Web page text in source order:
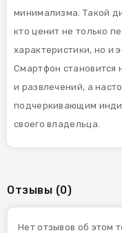
минимализма. Такой
кто ценит не только
характеристики, но и
Смартфон становится
и развлечений, а
подчеркивающим
своего владельца.
Отзывы (0)
Нет отзывов об этом